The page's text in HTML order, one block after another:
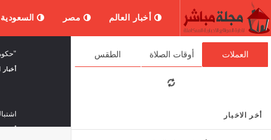
أخبار العالم مصر السعودية
العملات أوقات الصلاة الطقس
أخر الاخبار
أخبار